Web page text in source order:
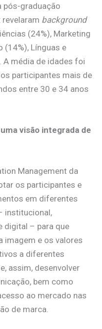
pós-graduação
background
(24%), Marketing
(14%), Línguas e
A média de idades foi
participantes mais de
entre 30 e 34 anos
visão integrada de
Management da
os participantes e
em diferentes
institucional,
digital – para que
imagem e os valores
a diferentes
assim, desenvolver
bem como
ao mercado nas
de marca.